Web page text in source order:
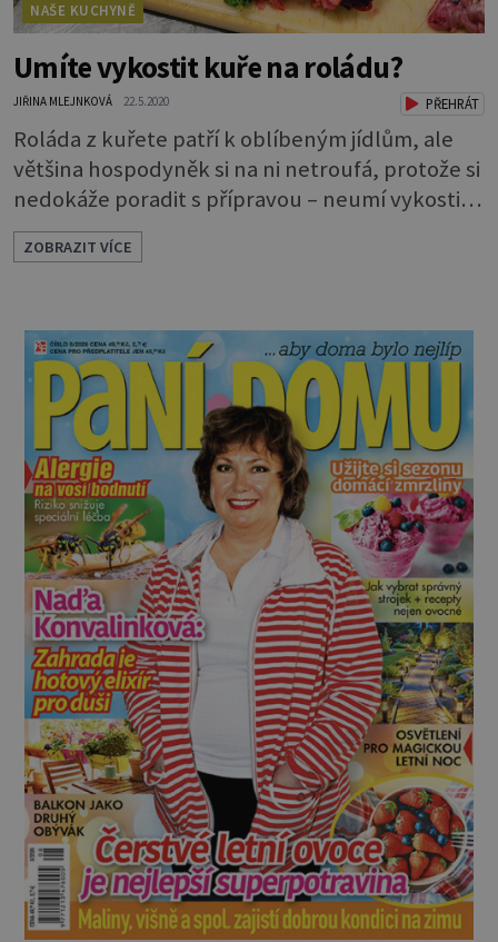
NAŠE KUCHYNĚ
Umíte vykostit kuře na roládu?
JIŘINA MLEJNKOVÁ 22.5.2020 PŘEHRÁT
Roláda z kuřete patří k oblíbeným jídlům, ale
většina hospodyněk si na ni netroufá, protože si
nedokáže poradit s přípravou – neumí vykostit
kuře. Profesionálního kuchaře asi nepřekonáte,
ale podle rad Paní domu a při troše šikovnosti
být i chlazené, nejlepší je ovšem z biochovu a
zakoupené z ověřeného zdroj
ZOBRAZIT VÍCE